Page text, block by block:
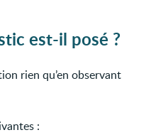
est-il posé ?
rien qu’en observant
: